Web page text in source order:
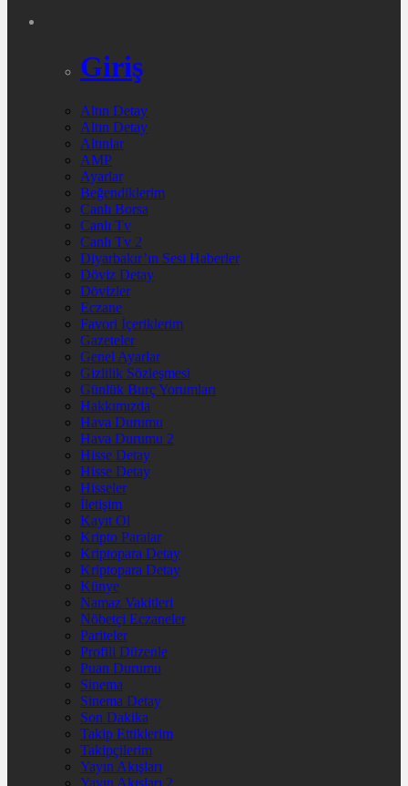
Giriş
Altın Detay
Altın Detay
Altınlar
AMP
Ayarlar
Beğendiklerim
Canlı Borsa
Canlı Tv
Canlı Tv 2
Diyarbakır’ın Sesi Haberler
Döviz Detay
Dövizler
Eczane
Favori İçeriklerim
Gazeteler
Genel Ayarlar
Gizlilik Sözleşmesi
Günlük Burç Yorumları
Hakkımızda
Hava Durumu
Hava Durumu 2
Hisse Detay
Hisse Detay
Hisseler
İletişim
Kayıt Ol
Kripto Paralar
Kriptopara Detay
Kriptopara Detay
Künye
Namaz Vakitleri
Nöbetçi Eczaneler
Pariteler
Profili Düzenle
Puan Durumu
Sinema
Sinema Detay
Son Dakika
Takip Ettiklerim
Takipçilerim
Yayın Akışları